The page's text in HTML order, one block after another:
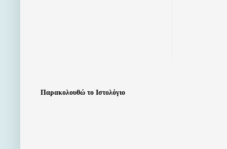
Παρακολουθώ το Ιστολόγιο